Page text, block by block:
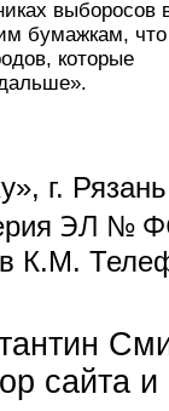
выборосов
бумажкам,
которые
г.
ЭЛ №
К.М.
сайта